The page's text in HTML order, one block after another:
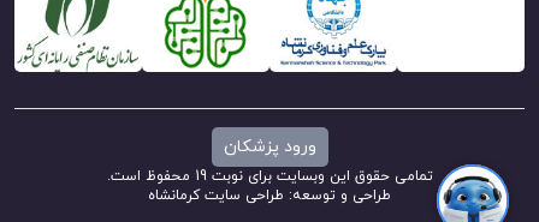
ورود پزشکان
تمامی حقوق این وبسایت برای نوبت 19 محفوظ است.
طراحی و توسعه: طراحی سایت کرمانشاه